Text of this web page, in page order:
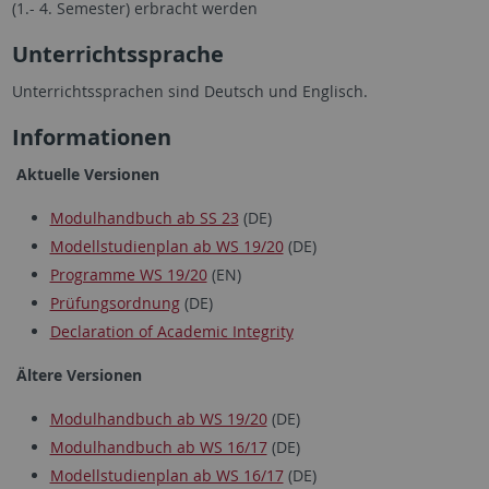
(1.- 4. Semester) erbracht werden
Unterrichtssprache
Unterrichtssprachen sind Deutsch und Englisch.
Informationen
Aktuelle Versionen
Modulhandbuch ab SS 23 (DE)
Modellstudienplan ab WS 19/20(DE)
Programme WS 19/20(EN)
Prüfungsordnung(DE)
Declaration of Academic Integrity
Ältere Versionen
Modulhandbuch ab WS 19/20(DE)
Modulhandbuch ab WS 16/17(DE)
Modellstudienplan ab WS 16/17(DE)